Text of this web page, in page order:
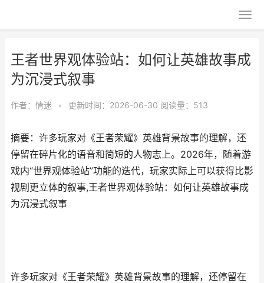
王者世界观体验站：如何让英雄故事成
为沉浸式叙事
作者： 情迷 • 更新时间：2026-06-30 阅读量：513
摘要：许多玩家对《王者荣耀》英雄背景故事的理解，还
停留在碎片化的语音和简短的人物志上。2026年，随着游
戏内“世界观体验站”功能的迭代，玩家实际上可以获得比影
视剧更立体的叙事,王者世界观体验站：如何让英雄故事成
为沉浸式叙事
许多玩家对《王者荣耀》英雄背景故事的理解，还停留在